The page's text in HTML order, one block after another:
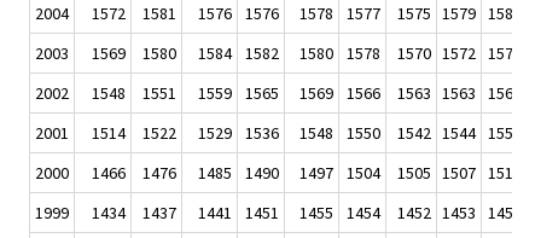
2004
1572 1581 1576 1576 1578 1577 1575 1579 1585
2003
1569 1580 1584 1582 1580 1578 1570 1572 1579
2002
1548 1551 1559 1565 1569 1566 1563 1563 1568
2001
1514 1522 1529 1536 1548 1550 1542 1544 1552
2000
1466 1476 1485 1490 1497 1504 1505 1507 1519
1999
1434 1437 1441 1451 1455 1454 1452 1453 1457